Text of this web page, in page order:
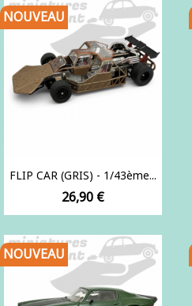
FLIP CAR (GRIS) - 1/43ème...
Prix
26,90 €
NOUVEAU
NOUVEAU